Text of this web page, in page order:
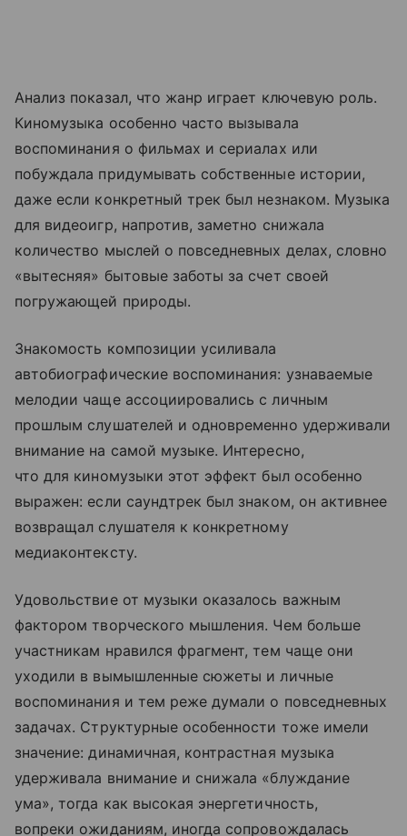
Анализ показал, что жанр играет ключевую роль.
Киномузыка особенно часто вызывала
воспоминания о фильмах и сериалах или
побуждала придумывать собственные истории,
даже если конкретный трек был незнаком. Музыка
для видеоигр, напротив, заметно снижала
количество мыслей о повседневных делах, словно
«вытесняя» бытовые заботы за счет своей
погружающей природы.
Знакомость композиции усиливала
автобиографические воспоминания: узнаваемые
мелодии чаще ассоциировались с личным
прошлым слушателей и одновременно удерживали
внимание на самой музыке. Интересно,
что для киномузыки этот эффект был особенно
выражен: если саундтрек был знаком, он активнее
возвращал слушателя к конкретному
медиаконтексту.
Удовольствие от музыки оказалось важным
фактором творческого мышления. Чем больше
участникам нравился фрагмент, тем чаще они
уходили в вымышленные сюжеты и личные
воспоминания и тем реже думали о повседневных
задачах. Структурные особенности тоже имели
значение: динамичная, контрастная музыка
удерживала внимание и снижала «блуждание
ума», тогда как высокая энергетичность,
вопреки ожиданиям, иногда сопровождалась